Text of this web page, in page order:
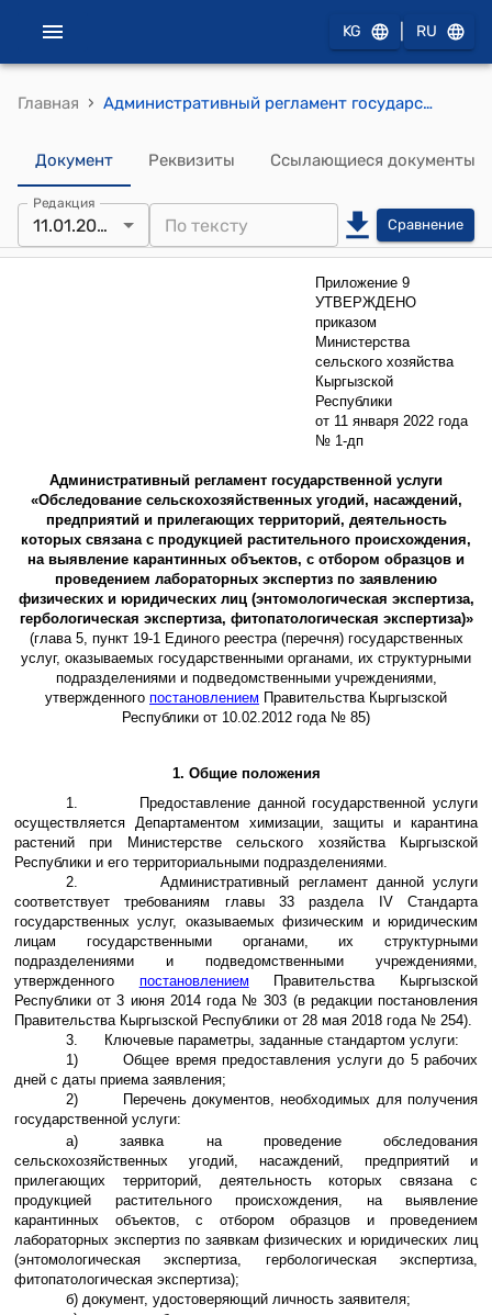
KG RU
Главная › Административный регламент государственной услуги об «Обследовании сельскохозяйственных угодий, насаждений, предприятий и прилегающих территорий, деятельность которых связана с продукцией растительного происхождения, на выявление карантинных объектов, с отбором образцов и проведением лабораторных экспертиз по заявлению физических и юридических лиц (энтомологическая экспертиза, гербологическая экспертиза, фитопатологическая экспертиза)» ( к приказу Министерства сельского хозяйства Кыргызской Республики от 11 января 2022 года № 1 дп "Об утверждении административных регламентов государственных услуг")
Документ Реквизиты Ссылающиеся документы
Редакция
11.01.2022 Сравнение